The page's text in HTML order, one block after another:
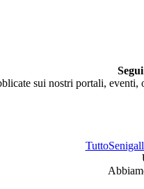
sui nostri portali,